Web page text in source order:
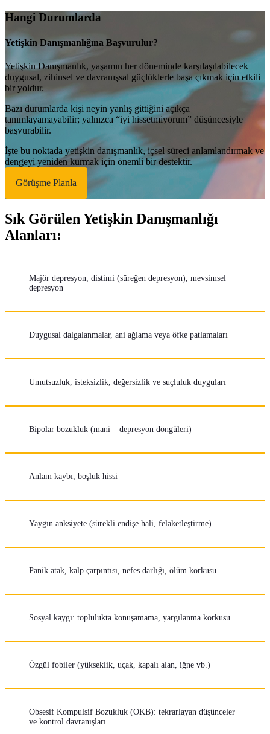
Hangi Durumlarda
Yetişkin Danışmanlığına Başvurulur?
Yetişkin Danışmanlık, yaşamın her döneminde karşılaşılabilecek
duygusal, zihinsel ve davranışsal güçlüklerle başa çıkmak için etkili
bir yoldur.
Bazı durumlarda kişi neyin yanlış gittiğini açıkça
tanımlayamayabilir; yalnızca “iyi hissetmiyorum” düşüncesiyle
başvurabilir.
İşte bu noktada yetişkin danışmanlık, içsel süreci anlamlandırmak ve
dengeyi yeniden kurmak için önemli bir destektir.
Görüşme Planla
Sık Görülen Yetişkin Danışmanlığı
Alanları:
Majör depresyon, distimi (süreğen depresyon), mevsimsel
depresyon
Duygusal dalgalanmalar, ani ağlama veya öfke patlamaları
Umutsuzluk, isteksizlik, değersizlik ve suçluluk duyguları
Bipolar bozukluk (mani – depresyon döngüleri)
Anlam kaybı, boşluk hissi
Yaygın anksiyete (sürekli endişe hali, felaketleştirme)
Panik atak, kalp çarpıntısı, nefes darlığı, ölüm korkusu
Sosyal kaygı: toplulukta konuşamama, yargılanma korkusu
Özgül fobiler (yükseklik, uçak, kapalı alan, iğne vb.)
Obsesif Kompulsif Bozukluk (OKB): tekrarlayan düşünceler
ve kontrol davranışları